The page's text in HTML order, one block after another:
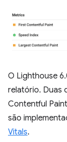
O Lighthouse
relatório. Duas
Contentful
são
Vitals.